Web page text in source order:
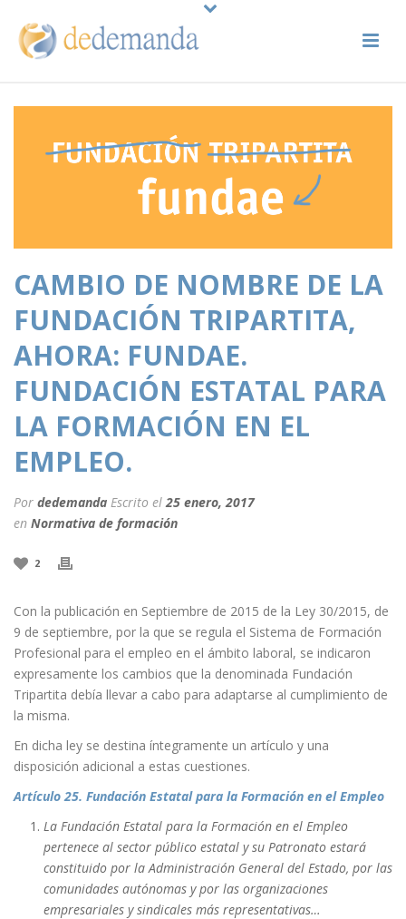
CAMBIO DE NOMBRE DE LA
FUNDACIÓN TRIPARTITA,
AHORA: FUNDAE.
FUNDACIÓN ESTATAL PARA
LA FORMACIÓN EN EL
EMPLEO.
Por dedemanda Escrito el 25 enero, 2017
en Normativa de formación
2
Con la publicación en Septiembre de 2015 de la Ley 30/2015, de
9 de septiembre, por la que se regula el Sistema de Formación
Profesional para el empleo en el ámbito laboral, se indicaron
expresamente los cambios que la denominada Fundación
Tripartita debía llevar a cabo para adaptarse al cumplimiento de
la misma.
En dicha ley se destina íntegramente un artículo y una
disposición adicional a estas cuestiones.
Artículo 25. Fundación Estatal para la Formación en el Empleo
La Fundación Estatal para la Formación en el Empleo
pertenece al sector público estatal y su Patronato estará
constituido por la Administración General del Estado, por las
comunidades autónomas y por las organizaciones
empresariales y sindicales más representativas…